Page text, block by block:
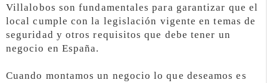
Villalobos son fundamentales para garantizar que el
local cumple con la legislación vigente en temas de
seguridad y otros requisitos que debe tener un
negocio en España.
Cuando montamos un negocio lo que deseamos es